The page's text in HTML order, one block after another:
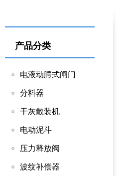
产品分类
电液动腭式闸门
分料器
干灰散装机
电动泥斗
压力释放阀
波纹补偿器